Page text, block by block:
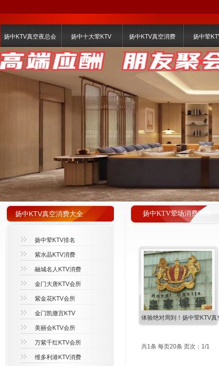
扬中KTV真空夜总会 扬中十大荤KTV 扬中KTV真空消费 扬中荤
扬中KTV荤场消费明细
体验绝对周到！扬中荤KTV
共1条 每页20条 页次：1/1
扬中KTV真空消费大全
扬中荤KTV排名
紫水晶KTV消费
融城名人KTV消费
金门大唐KTV会所
紫金花KTV会所
金门凯撒宫KTV
美丽会KTV会所
万紫千红KTV会所
维多利港KTV消费